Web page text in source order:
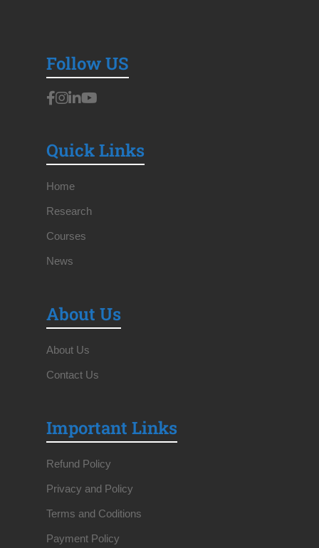
Follow US
Quick Links
Home
Research
Courses
News
About Us
About Us
Contact Us
Important Links
Refund Policy
Privacy and Policy
Terms and Coditions
Payment Policy